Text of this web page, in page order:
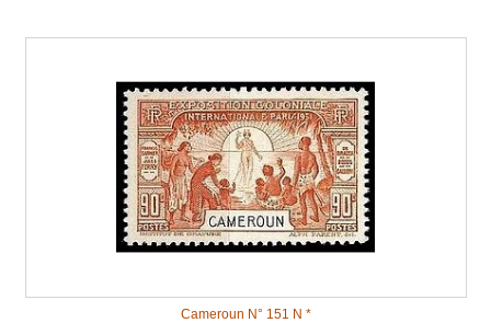
Cameroun N° 151 N *